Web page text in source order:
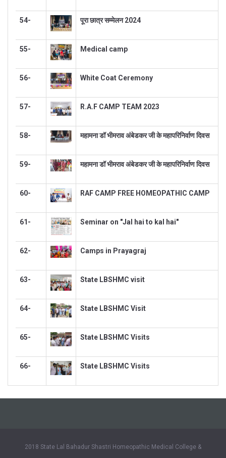
54- पूरा छात्र सम्मेलन 2024
55- Medical camp
56- White Coat Ceremony
57- R.A.F CAMP TEAM 2023
58- महामना डॉ भीमराव अंबेडकर जी के महापरिनिर्वाण दिवस
59- महामना डॉ भीमराव अंबेडकर जी के महापरिनिर्वाण दिवस
60- RAF CAMP FREE HOMEOPATHIC CAMP
61- Seminar on "Jal hai to kal hai"
62- Camps in Prayagraj
63- State LBSHMC visit
64- State LBSHMC Visit
65- State LBSHMC Visits
66- State LBSHMC Visits
2018 State Lal Bahadur Shastri Homeopathic Medical College &